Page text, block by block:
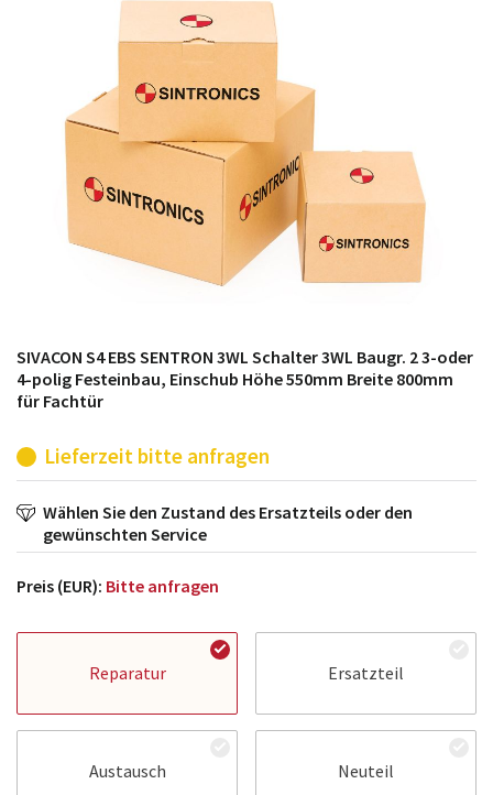
möglich. SINTRONICS ist dann ihr Partner, der
entweder die alten Baugruppen technisch hochwertig
repariert oder ihnen die abgekündigten Baugruppen
aus dem eigenen Lager ersetzt.
SIVACON S4 EBS SENTRON 3WL Schalter 3WL Baugr. 2 3-oder
4-polig Festeinbau, Einschub Höhe 550mm Breite 800mm
für Fachtür
Lieferzeit bitte anfragen
Wählen Sie den Zustand des Ersatzteils oder den
gewünschten Service
Preis (EUR): Bitte anfragen
Reparatur Ersatzteil
Austausch Neuteil